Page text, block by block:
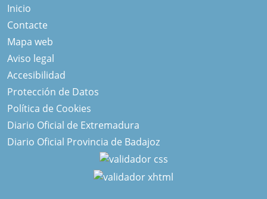
Inicio
Contacte
Mapa web
Aviso legal
Accesibilidad
Protección de Datos
Política de Cookies
Diario Oficial de Extremadura
Diario Oficial Provincia de Badajoz